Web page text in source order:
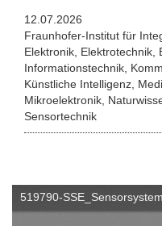
12.07.2026
Fraunhofer-Institut für
Elektronik, Elektrotechnik,
Informationstechnik,
Künstliche Intelligenz,
Mikroelektronik,
Sensortechnik